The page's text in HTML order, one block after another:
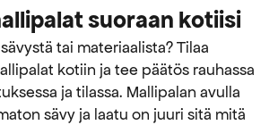
suoraan kotiisi
tai materiaalista? Tilaa
kotiin ja tee päätös rauhassa
ja tilassa. Mallipalan avulla
sävy ja laatu on juuri sitä mitä